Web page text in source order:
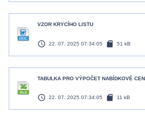
VZOR KRYCÍHO LISTU
access_time 22. 07. 2025 07:34:05 sd_card 51 kB
TABULKA PRO VÝPOČET NABÍDKOVÉ
access_time 22. 07. 2025 07:34:05 sd_card 11 kB